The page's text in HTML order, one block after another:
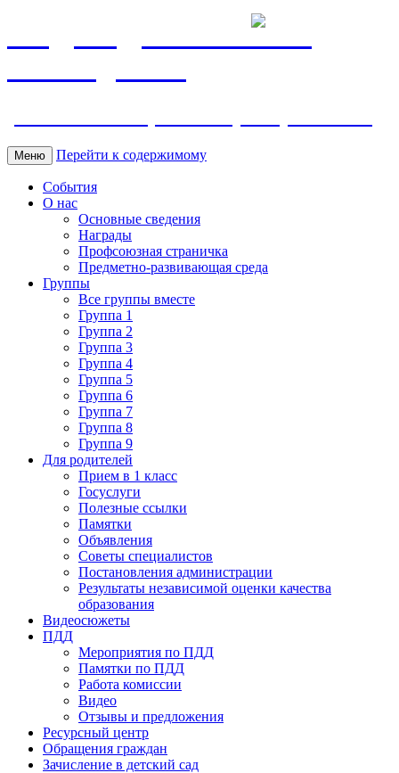
МБДОУ ДС "Калинка"
Меню Перейти к содержимому
События
О нас
Основные сведения
Награды
Профсоюзная страничка
Предметно-развивающая среда
Группы
Все группы вместе
Группа 1
Группа 2
Группа 3
Группа 4
Группа 5
Группа 6
Группа 7
Группа 8
Группа 9
Для родителей
Прием в 1 класс
Госуслуги
Полезные ссылки
Памятки
Объявления
Советы специалистов
Постановления администрации
Результаты независимой оценки качества
образования
Видеосюжеты
ПДД
Мероприятия по ПДД
Памятки по ПДД
Работа комиссии
Видео
Отзывы и предложения
Ресурсный центр
Обращения граждан
Зачисление в детский сад